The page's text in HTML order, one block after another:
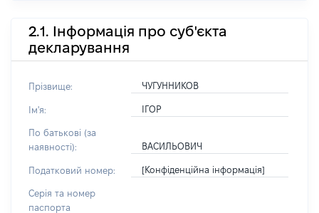
2.1. Інформація про суб'єкта
декларування
Прізвище: ЧУГУННИКОВ
Ім'я: ІГОР
По батькові (за
наявності):
ВАСИЛЬОВИЧ
Податковий номер: [Конфіденційна інформація]
Серія та номер
паспорта